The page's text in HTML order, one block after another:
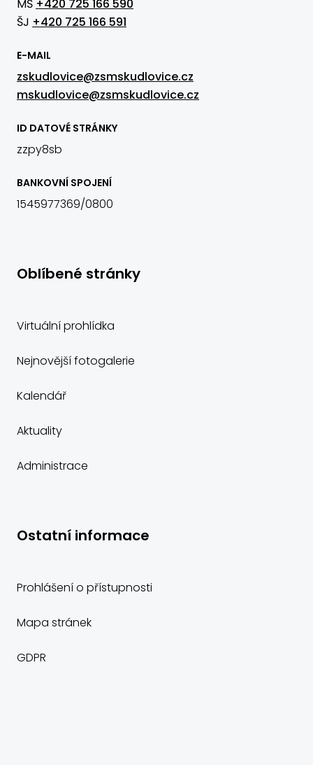
MŠ +420 725 166 590
ŠJ +420 725 166 591
E-MAIL
zskudlovice@zsmskudlovice.cz
mskudlovice@zsmskudlovice.cz
ID DATOVÉ STRÁNKY
zzpy8sb
BANKOVNÍ SPOJENÍ
1545977369/0800
Oblíbené stránky
Virtuální prohlídka
Nejnovější fotogalerie
Kalendář
Aktuality
Administrace
Ostatní informace
Prohlášení o přístupnosti
Mapa stránek
GDPR